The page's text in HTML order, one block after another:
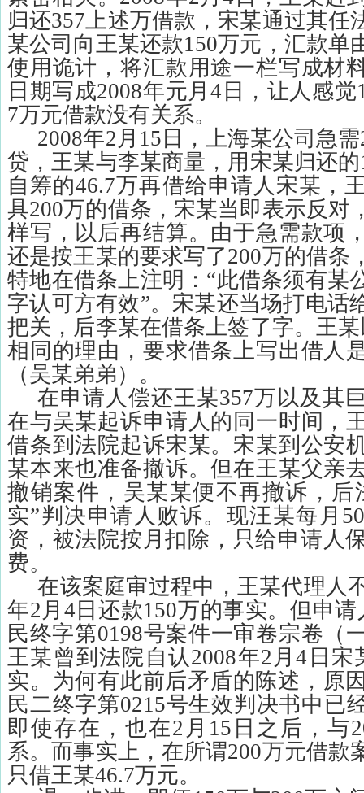
归还357上述万借款，宋某通过其任
某公司向王某还款150万元，汇款单
使用诡计，将汇款用途一栏写成材
日期写成2008年元月 4 日，让人感觉
7万元借款没有关系。
2008年2 月 15 日，上海某公司急需
贷，王某与李某商量，用宋某归还的
自筹的46.7万再借给申请人宋某，
具200万的借条，宋某当即表示反对
样写，以后再结算。由于急需款项
还是按王某的要求写了200万的借条
特地在借条上注明：“此借条须有某
字认可方有效”。宋某还当场打电话
把关，后李某在借条上签了字。王
相同的理由，要求借条上写出借人
（吴某弟弟）。
在申请人偿还王某357万以及其
在与吴某起诉申请人的同一时间，
借条到法院起诉宋某。宋某到公安
某本来也准备撤诉。但在王某父亲
撤销案件，吴某某便不再撤诉，后
实”判决申请人败诉。现汪某每月
资，被法院按月扣除，只给申请人
费。
在该案庭审过程中，王某代理人
年2 月 4 日还款150万的事实。但申请
民终字第0198号案件一审卷宗卷（
王某曾到法院自认2008年2 月4 日宋
实。为何有此前后矛盾的陈述，原
民二终字第0215号生效判决书中已
即使存在，也在2 月 15 日之后，与
系。而事实上，在所谓200万元借款
只借王某46.7万元。